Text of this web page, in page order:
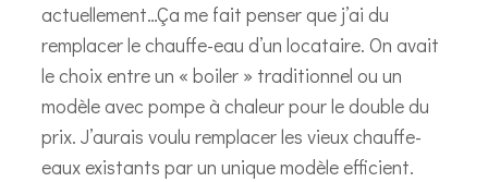
actuellement…Ça me fait penser que j’ai du
remplacer le chauffe-eau d’un locataire. On avait
le choix entre un « boiler » traditionnel ou un
modèle avec pompe à chaleur pour le double du
prix. J’aurais voulu remplacer les vieux chauffe-
eaux existants par un unique modèle efficient.